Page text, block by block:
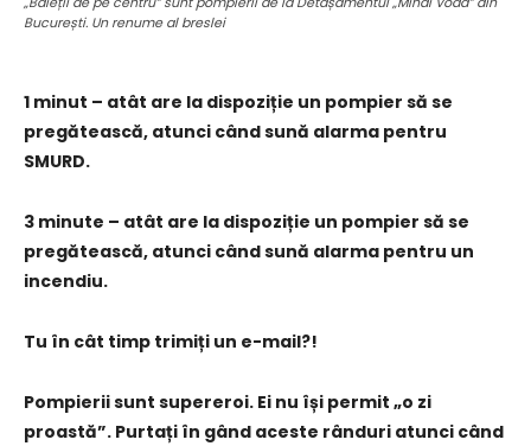
București. Un renume al breslei
1 minut – atât are la dispoziție un pompier să se
pregătească, atunci când sună alarma pentru
SMURD.
3 minute – atât are la dispoziție un pompier să se
pregătească, atunci când sună alarma pentru un
incendiu.
Tu în cât timp trimiți un e-mail?!
Pompierii sunt supereroi. Ei nu își permit „o zi
proastă”. Purtați în gând aceste rânduri atunci când